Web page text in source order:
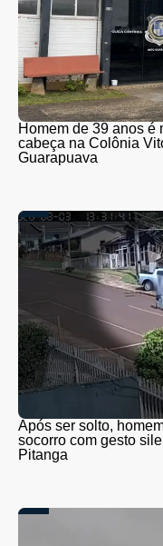
Homem de 39 anos é
cabeça na Colônia
Guarapuava
Após ser solto,
socorro com gesto
Pitanga